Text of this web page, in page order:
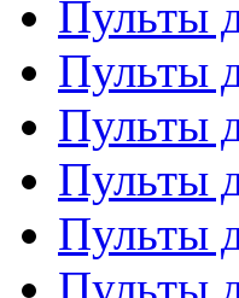
Пульты
Пульты
Пульты
Пульты
Пульты
Пульты